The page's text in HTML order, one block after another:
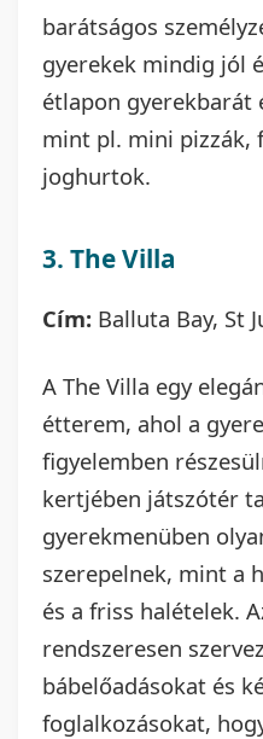
barátságos
gyerekek mindig jól
étlapon gyerekbarát
mint pl. mini pizzák,
joghurtok.
3. The Villa
Cím: Balluta Bay, St
A The Villa egy
étterem, ahol a
figyelemben
kertjében játszótér
gyerekmenüben
szerepelnek, mint a
és a friss halételek.
rendszeresen
bábelőadásokat és
foglalkozásokat,